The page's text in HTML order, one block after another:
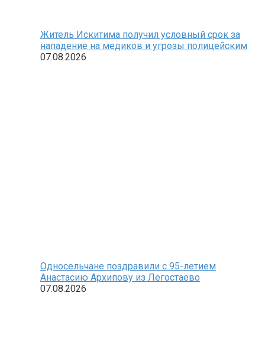
Житель Искитима получил условный срок за
нападение на медиков и угрозы полицейским
07.08.2026
Односельчане поздравили с 95-летием
Анастасию Архипову из Легостаево
07.08.2026